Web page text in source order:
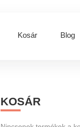
Kosár Blog
Primary
Sidebar
KOSÁR